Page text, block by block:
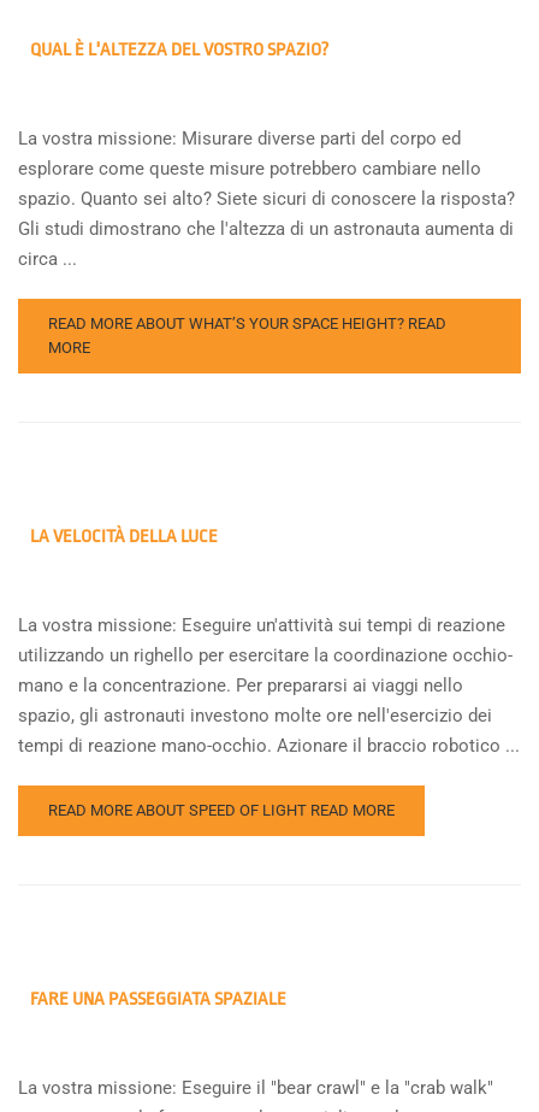
QUAL È L'ALTEZZA DEL VOSTRO SPAZIO?
La vostra missione: Misurare diverse parti del corpo ed
esplorare come queste misure potrebbero cambiare nello
spazio. Quanto sei alto? Siete sicuri di conoscere la risposta?
Gli studi dimostrano che l'altezza di un astronauta aumenta di
circa ...
READ MORE ABOUT WHAT’S YOUR SPACE HEIGHT? READ
MORE
LA VELOCITÀ DELLA LUCE
La vostra missione: Eseguire un'attività sui tempi di reazione
utilizzando un righello per esercitare la coordinazione occhio-
mano e la concentrazione. Per prepararsi ai viaggi nello
spazio, gli astronauti investono molte ore nell'esercizio dei
tempi di reazione mano-occhio. Azionare il braccio robotico ...
READ MORE ABOUT SPEED OF LIGHT READ MORE
FARE UNA PASSEGGIATA SPAZIALE
La vostra missione: Eseguire il "bear crawl" e la "crab walk"